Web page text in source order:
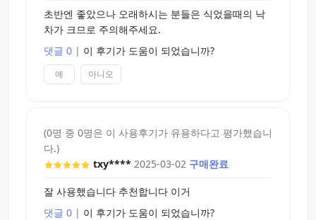
초반엔 좋았으나 오래하시는 분들은 식었을때의 낙
차가 크므로 주의해주세요.
댓글 0 | 이 후기가 도움이 되었습니까?
예 아니오
(0명 중 0명은 이 사용후기가 유용하다고 평가했습니
다.)
txy**** 2025-03-02 구매완료
잘 사용했습니다 추천합니다 이거
댓글 0 | 이 후기가 도움이 되었습니까?